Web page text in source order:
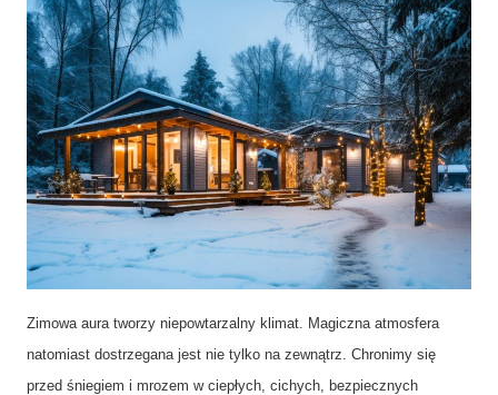
otaczają komfortem i pięknem
Zimowa aura tworzy niepowtarzalny klimat. Magiczna atmosfera
natomiast dostrzegana jest nie tylko na zewnątrz. Chronimy się
przed śniegiem i mrozem w ciepłych, cichych, bezpiecznych